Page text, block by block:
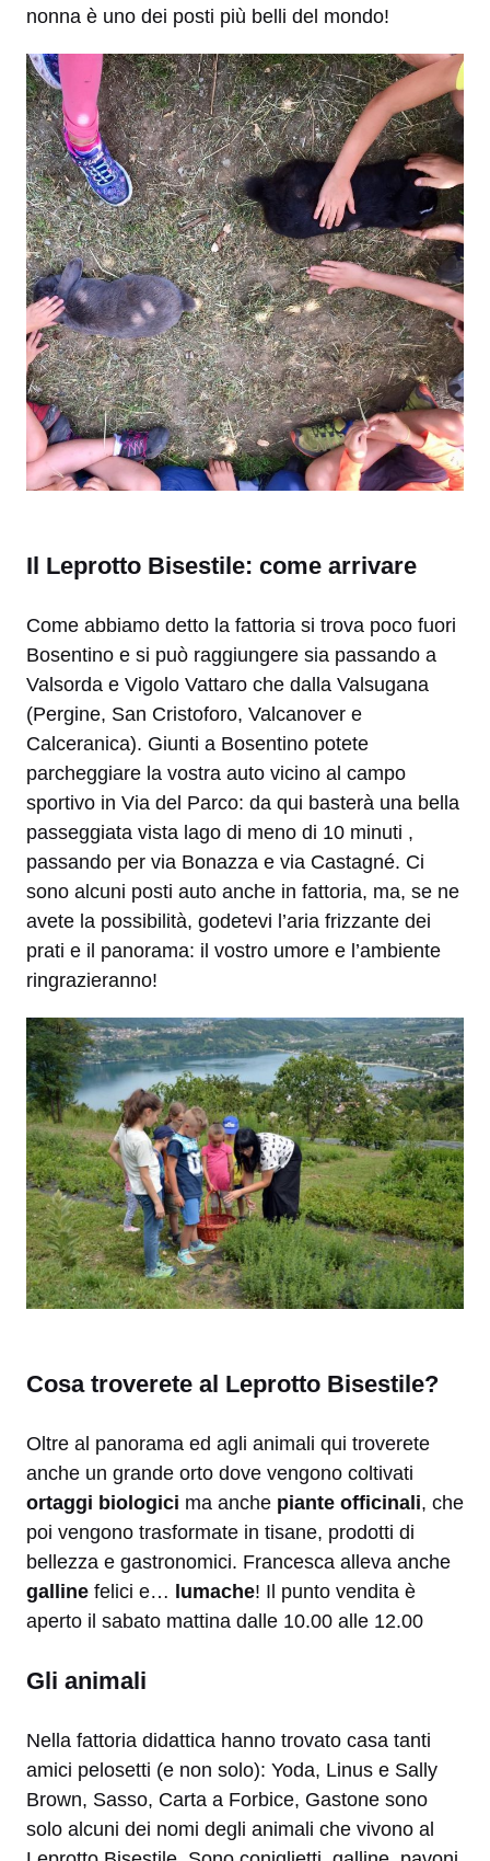
nonna è uno dei posti più belli del mondo!
Il Leprotto Bisestile: come arrivare
Come abbiamo detto la fattoria si trova poco fuori
Bosentino e si può raggiungere sia passando a
Valsorda e Vigolo Vattaro che dalla Valsugana
(Pergine, San Cristoforo, Valcanover e
Calceranica). Giunti a Bosentino potete
parcheggiare la vostra auto vicino al campo
sportivo in Via del Parco: da qui basterà una bella
passeggiata vista lago di meno di 10 minuti ,
passando per via Bonazza e via Castagné. Ci
sono alcuni posti auto anche in fattoria, ma, se ne
avete la possibilità, godetevi l’aria frizzante dei
prati e il panorama: il vostro umore e l’ambiente
ringrazieranno!
Cosa troverete al Leprotto Bisestile?
Oltre al panorama ed agli animali qui troverete
anche un grande orto dove vengono coltivati
ortaggi biologici ma anche piante officinali, che
poi vengono trasformate in tisane, prodotti di
bellezza e gastronomici. Francesca alleva anche
galline felici e… lumache! Il punto vendita è
aperto il sabato mattina dalle 10.00 alle 12.00
Gli animali
Nella fattoria didattica hanno trovato casa tanti
amici pelosetti (e non solo): Yoda, Linus e Sally
Brown, Sasso, Carta a Forbice, Gastone sono
solo alcuni dei nomi degli animali che vivono al